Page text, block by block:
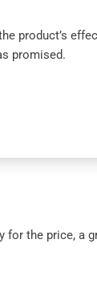
product’s
promised.
for the price, a